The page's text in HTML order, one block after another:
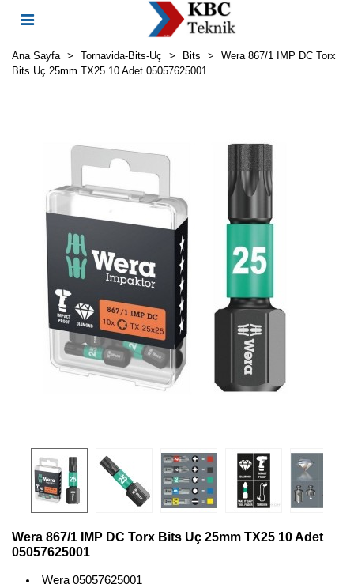
Ana Sayfa > Tornavida-Bits-Uç > Bits >
Wera 867/1 IMP DC Torx
Bits Uç 25mm TX25 10 Adet 05057625001
Wera 867/1 IMP DC Torx Bits Uç 25mm TX25 10 Adet
05057625001
Wera 05057625001